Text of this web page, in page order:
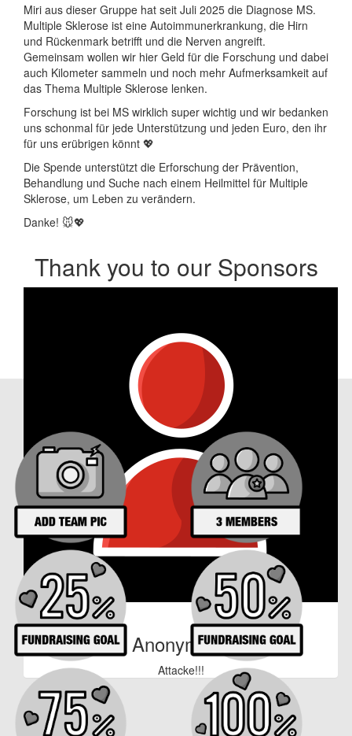
Miri aus dieser Gruppe hat seit Juli 2025 die Diagnose MS.
Multiple Sklerose ist eine Autoimmunerkrankung, die Hirn
und Rückenmark betrifft und die Nerven angreift.
Gemeinsam wollen wir hier Geld für die Forschung und dabei
auch Kilometer sammeln und noch mehr Aufmerksamkeit auf
das Thema Multiple Sklerose lenken.
Forschung ist bei MS wirklich super wichtig und wir bedanken
uns schonmal für jede Unterstützung und jeden Euro, den ihr
für uns erübrigen könnt 💖
Die Spende unterstützt die Erforschung der Prävention,
Behandlung und Suche nach einem Heilmittel für Multiple
Sklerose, um Leben zu verändern.
Danke! 🐭💖
Thank you to our Sponsors
€11
Anonymous
Attacke!!!
Our Achievements